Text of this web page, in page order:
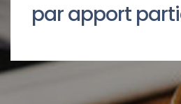
par apport